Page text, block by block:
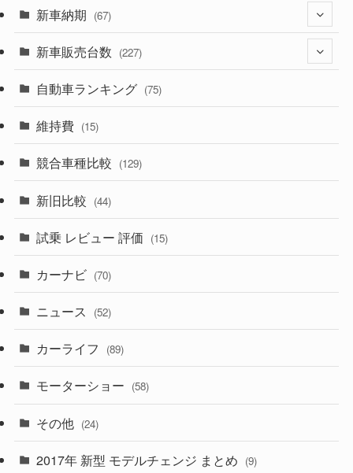
(329)
(357)
(328)
(194)
(230)
(253)
(242)
(85)
(84)
(14)
(222)
(50)
(43)
(6)
(9)
(58)
(28)
(27)
(26)
新車納期 (67)
(28)
(8)
(3)
(3)
(5)
(1)
新車販売台数 (227)
(21)
(5)
(7)
(5)
自動車ランキング (75)
維持費 (15)
競合車種比較 (129)
新旧比較 (44)
試乗 レビュー 評価 (15)
カーナビ (70)
ニュース (52)
カーライフ (89)
モーターショー (58)
その他 (24)
2017年 新型 モデルチェンジ まとめ (9)